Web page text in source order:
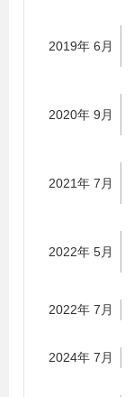
2019年 6月
2020年 9月
2021年 7月
2022年 5月
2022年 7月
2024年 7月